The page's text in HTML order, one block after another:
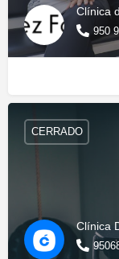
Clínica
950
Clínica
CERRADO